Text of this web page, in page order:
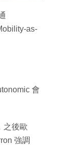
as-
會
之後歐
強調